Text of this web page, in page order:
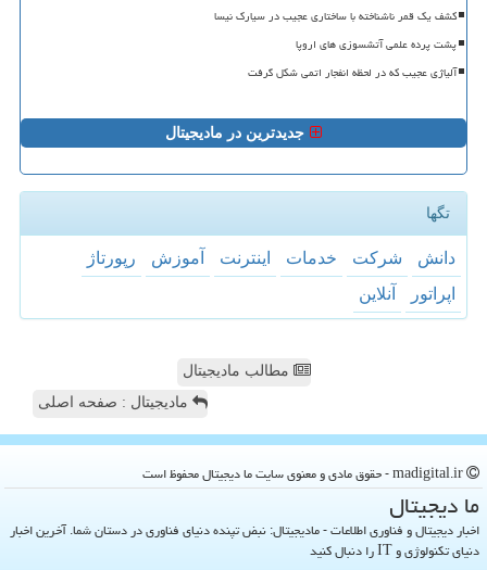
کشف یک قمر ناشناخته با ساختاری عجیب در سیارک نیسا
پشت پرده علمی آتشسوزی های اروپا
آلیاژی عجیب که در لحظه انفجار اتمی شکل گرفت
جدیدترین در مادیجیتال
تگها
دانش شركت خدمات اینترنت آموزش
رپورتاژ
اپراتور
آنلاین
مطالب مادیجیتال
مادیجیتال : صفحه اصلی
ما دیجیتال
اخبار دیجیتال و فناوری اطلاعات - مادیجیتال: نبض تپنده دنیای فناوری در دستان شما. آخرین اخبار
دنیای تکنولوژی و IT را دنبال کنید